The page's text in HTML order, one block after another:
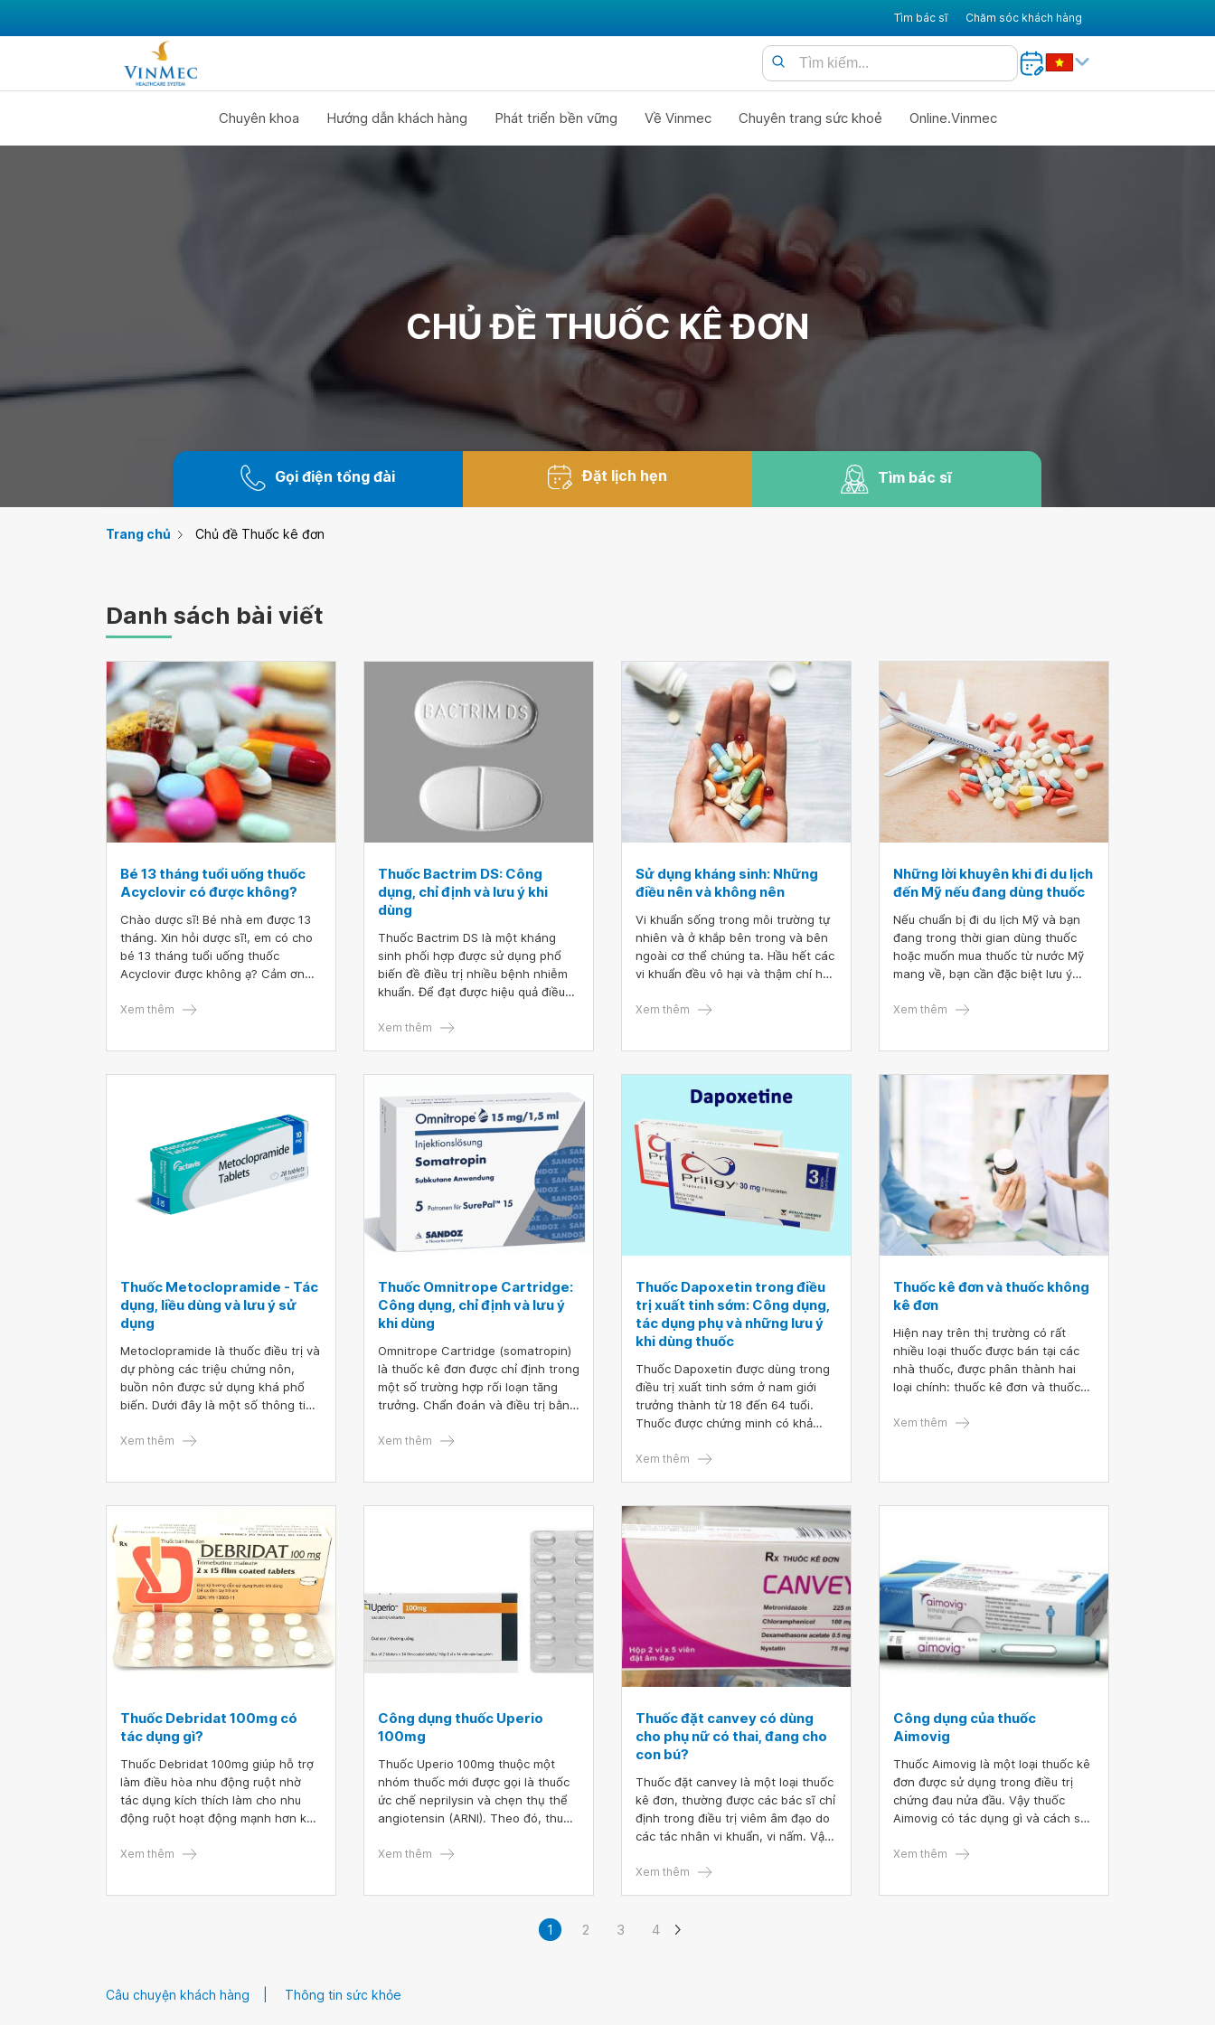
Tìm bác sĩ Chăm sóc khách hàng
Chuyên khoa Hướng dẫn khách hàng Phát triển bền vững Về Vinmec Chuyên trang sức khoẻ Online.Vinmec
CHỦ ĐỀ THUỐC KÊ ĐƠN
Gọi điện tổng đài Đặt lịch hẹn Tìm bác sĩ
Trang chủ Chủ đề Thuốc kê đơn
Danh sách bài viết
Bé 13 tháng tuổi uống thuốc
Acyclovir có được không?
Chào dược sĩ! Bé nhà em được 13
tháng. Xin hỏi dược sĩ!, em có cho
bé 13 tháng tuổi uống thuốc
Acyclovir được không ạ? Cảm ơn
Xem thêm
Thuốc Bactrim DS: Công
dụng, chỉ định và lưu ý khi
dùng
Thuốc Bactrim DS là một kháng
sinh phối hợp được sử dụng phổ
biến đề điều trị nhiều bệnh nhiễm
khuẩn. Để đạt được hiệu quả điều
theo hướng dẫn của bác sĩ, không
Xem thêm
Sử dụng kháng sinh: Những
điều nên và không nên
Vi khuẩn sống trong môi trường tự
nhiên và ở khắp bên trong và bên
ngoài cơ thể chúng ta. Hầu hết các
vi khuẩn đều vô hại và thậm chí hữu
số có thể gây ra các bệnh nhiễm
bằng cách tiêu diệt vi khuẩn hoặc
làm cho vi khuẩn khó phát triển và
nhân lên.
Xem thêm
Những lời khuyên khi đi du lịch
đến Mỹ nếu đang dùng thuốc
Nếu chuẩn bị đi du lịch Mỹ và bạn
đang trong thời gian dùng thuốc
hoặc muốn mua thuốc từ nước Mỹ
mang về, bạn cần đặc biệt lưu ý
không nắm rõ những quy định sẽ
Xem thêm
Thuốc Metoclopramide - Tác
dụng, liều dùng và lưu ý sử
dụng
Metoclopramide là thuốc điều trị và
dự phòng các triệu chứng nôn,
buồn nôn được sử dụng khá phổ
biến. Dưới đây là một số thông tin
Metoclopramide.
Xem thêm
Thuốc Omnitrope Cartridge:
Công dụng, chỉ định và lưu ý
khi dùng
Omnitrope Cartridge (somatropin)
là thuốc kê đơn được chỉ định trong
một số trường hợp rối loạn tăng
trưởng. Chẩn đoán và điều trị bằng
theo dõi bởi các bác sĩ có trình độ
Xem thêm
Thuốc Dapoxetin trong điều
trị xuất tinh sớm: Công dụng,
tác dụng phụ và những lưu ý
khi dùng thuốc
Thuốc Dapoxetin được dùng trong
điều trị xuất tinh sớm ở nam giới
trưởng thành từ 18 đến 64 tuổi.
Thuốc được chứng minh có khả
trước xuất tinh và cải thiện khả
Xem thêm
Thuốc kê đơn và thuốc không
kê đơn
Hiện nay trên thị trường có rất
nhiều loại thuốc được bán tại các
nhà thuốc, được phân thành hai
loại chính: thuốc kê đơn và thuốc
phải ai cũng phân biệt cũng như sử
Xem thêm
Thuốc Debridat 100mg có
tác dụng gì?
Thuốc Debridat 100mg giúp hỗ trợ
làm điều hòa nhu động ruột nhờ
tác dụng kích thích làm cho nhu
động ruột hoạt động mạnh hơn khi
dụng thuốc Debridat 100mg như
Xem thêm
Công dụng thuốc Uperio
100mg
Thuốc Uperio 100mg thuộc một
nhóm thuốc mới được gọi là thuốc
ức chế neprilysin và chẹn thụ thể
angiotensin (ARNI). Theo đó, thuốc
sacubitril và valsartan có tác dụng
Xem thêm
Thuốc đặt canvey có dùng
cho phụ nữ có thai, đang cho
con bú?
Thuốc đặt canvey là một loại thuốc
kê đơn, thường được các bác sĩ chỉ
định trong điều trị viêm âm đạo do
các tác nhân vi khuẩn, vi nấm. Vậy
nữ có thai hay không?
Xem thêm
Công dụng của thuốc
Aimovig
Thuốc Aimovig là một loại thuốc kê
đơn được sử dụng trong điều trị
chứng đau nửa đầu. Vậy thuốc
Aimovig có tác dụng gì và cách sử
Xem thêm
1 2 3 4
Câu chuyện khách hàng Thông tin sức khỏe